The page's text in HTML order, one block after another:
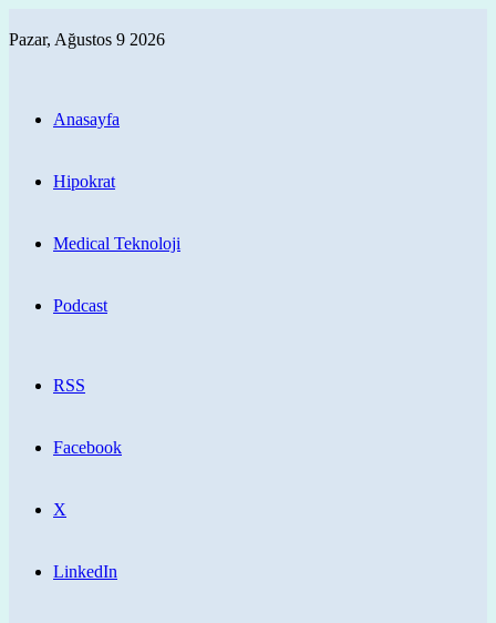
Pazar, Ağustos 9 2026
Anasayfa
Hipokrat
Medical Teknoloji
Podcast
RSS
Facebook
X
LinkedIn